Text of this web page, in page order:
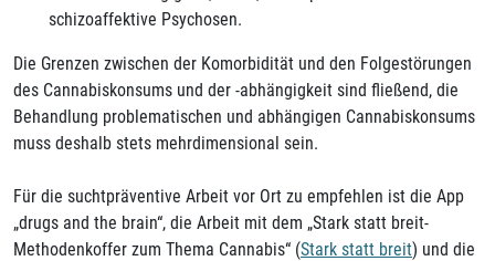
schizoaffektive Psychosen.
Die Grenzen zwischen der Komorbidität und den Folgestörungen
des Cannabiskonsums und der -abhängigkeit sind fließend, die
Behandlung problematischen und abhängigen Cannabiskonsums
muss deshalb stets mehrdimensional sein.
Für die suchtpräventive Arbeit vor Ort zu empfehlen ist die App
„drugs and the brain“, die Arbeit mit dem „Stark statt breit-
Methodenkoffer zum Thema Cannabis“ (Stark statt breit) und die